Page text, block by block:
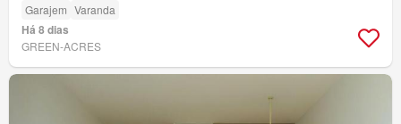
Garajem Varanda
Há 8 dias
GREEN-ACRES